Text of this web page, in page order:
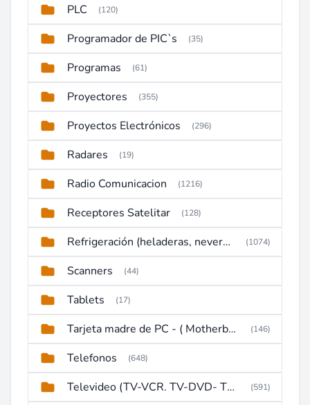
PLC (120)
Programador de PIC`s (35)
Programas (61)
Proyectores (355)
Proyectos Electrónicos (296)
Radares (19)
Radio Comunicacion (1216)
Receptores Satelitar (128)
Refrigeración (heladeras, neveras, congeladores) (1074)
Scanners (44)
Tablets (17)
Tarjeta madre de PC - ( Motherboard ) (146)
Telefonos (648)
Televideo (TV-VCR. TV-DVD- TV-DVD-VCR) (591)